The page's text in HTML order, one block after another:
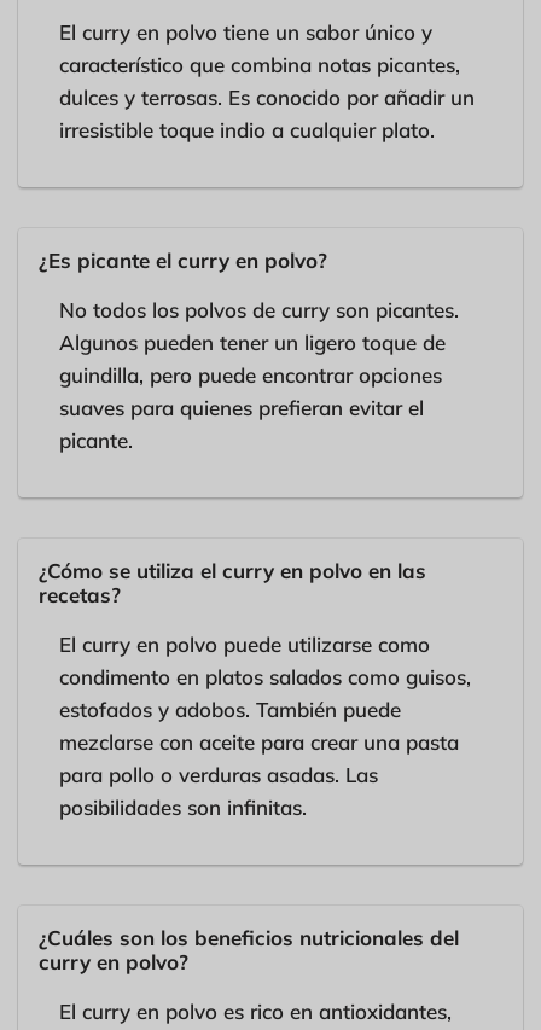
El curry en polvo tiene un sabor único y
característico que combina notas picantes,
dulces y terrosas. Es conocido por añadir un
irresistible toque indio a cualquier plato.
¿Es picante el curry en polvo?
No todos los polvos de curry son picantes.
Algunos pueden tener un ligero toque de
guindilla, pero puede encontrar opciones
suaves para quienes prefieran evitar el
picante.
¿Cómo se utiliza el curry en polvo en las
recetas?
El curry en polvo puede utilizarse como
condimento en platos salados como guisos,
estofados y adobos. También puede
mezclarse con aceite para crear una pasta
para pollo o verduras asadas. Las
posibilidades son infinitas.
¿Cuáles son los beneficios nutricionales del
curry en polvo?
El curry en polvo es rico en antioxidantes,